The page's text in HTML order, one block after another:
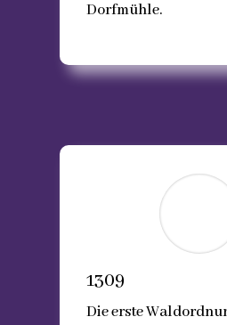
Dorfmühle.
1309
Die erste